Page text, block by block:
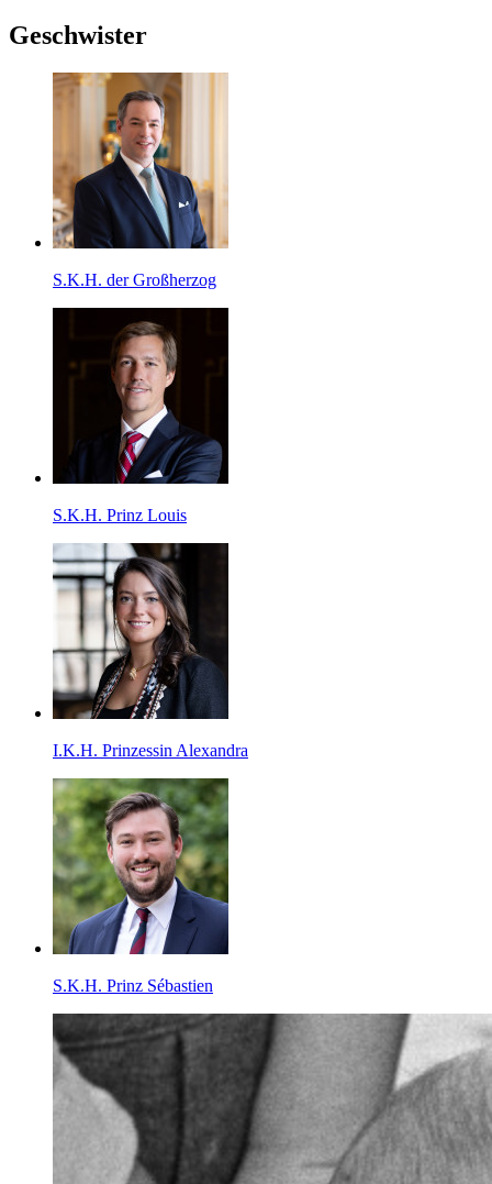
Geschwister
S.K.H. der Großherzog
S.K.H. Prinz Louis
I.K.H. Prinzessin Alexandra
S.K.H. Prinz Sébastien